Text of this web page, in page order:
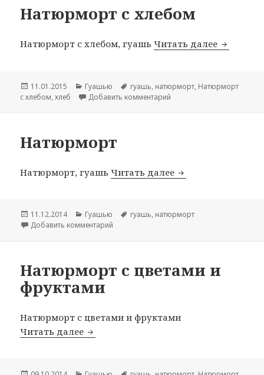
Натюрморт с хлебом
Натюрморт с хлебом, гуашьЧитать далее
Опубликовано
11.01.2015 Рубрики
Гуашью Метки
гуашь, натюрморт, Натюрморт
с хлебом,хлеб Добавить комментарий
Натюрморт
Натюрморт, гуашьЧитать далее Натюрморт
Опубликовано
11.12.2014 Рубрики
Гуашью Метки
гуашь, натюрморт
Добавить комментарий
Натюрморт с цветами и
фруктами
Натюрморт с цветами и фруктами
Читать далее Натюрморт с цветами и фруктами